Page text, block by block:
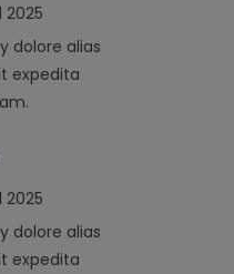
2025
dolore alias
expedita
2025
dolore alias
expedita